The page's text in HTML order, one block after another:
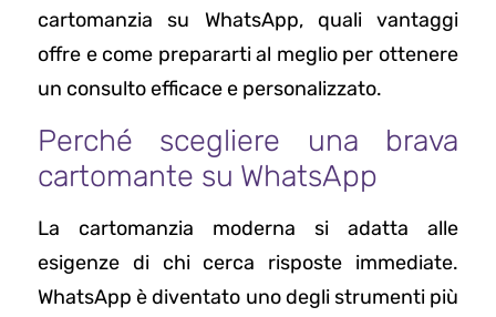
cartomanzia su WhatsApp, quali vantaggi
offre e come prepararti al meglio per ottenere
un consulto efficace e personalizzato.
Perché scegliere una brava
cartomante su WhatsApp
La cartomanzia moderna si adatta alle
esigenze di chi cerca risposte immediate.
WhatsApp è diventato uno degli strumenti più